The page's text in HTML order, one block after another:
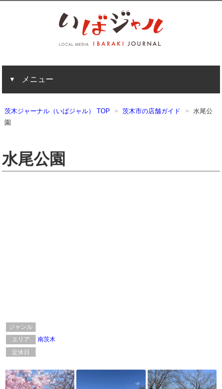
メニュー
茨木ジャーナル（いばジャル） TOP 茨木市の店舗ガイド
水尾公
園
水尾公園
ジャンル
エリア
南茨木
定休日